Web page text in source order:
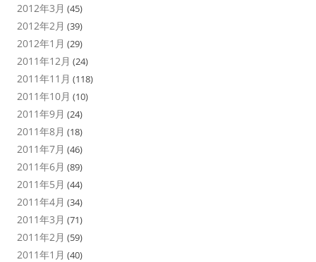
2012年3月 (45)
2012年2月 (39)
2012年1月 (29)
2011年12月 (24)
2011年11月 (118)
2011年10月 (10)
2011年9月 (24)
2011年8月 (18)
2011年7月 (46)
2011年6月 (89)
2011年5月 (44)
2011年4月 (34)
2011年3月 (71)
2011年2月 (59)
2011年1月 (40)